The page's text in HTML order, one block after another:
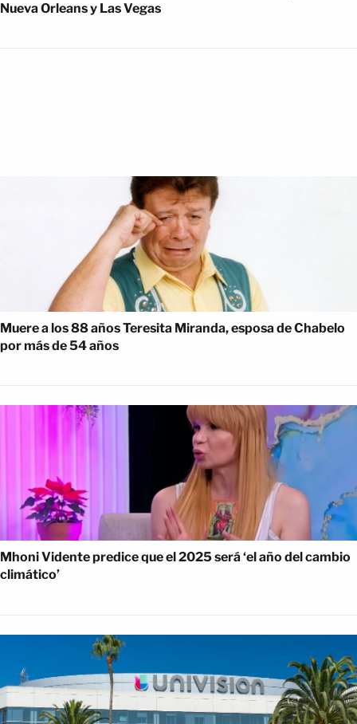
Nueva Orleans y Las Vegas
Muere a los 88 años Teresita Miranda, esposa de Chabelo
por más de 54 años
Mhoni Vidente predice que el 2025 será ‘el año del cambio
climático’